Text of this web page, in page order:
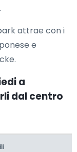
attrae con i
e
a
dal centro